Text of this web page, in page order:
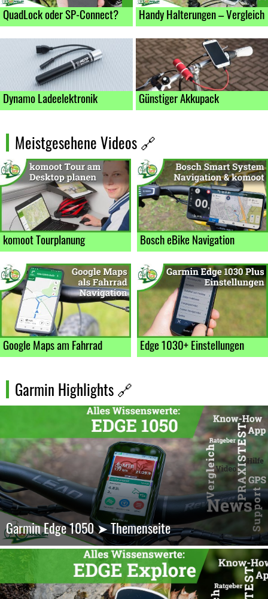
QuadLock oder SP-Connect?
Dynamo Ladeelektronik
Handy Halterungen – Vergleich
Günstiger Akkupack
Meistgesehene Videos 🔗
komoot Tourplanung Bosch eBike Navigation
Google Maps am Fahrrad Edge 1030+ Einstellungen
Garmin Highlights 🔗
Garmin Edge 1050 ➤ Themenseite